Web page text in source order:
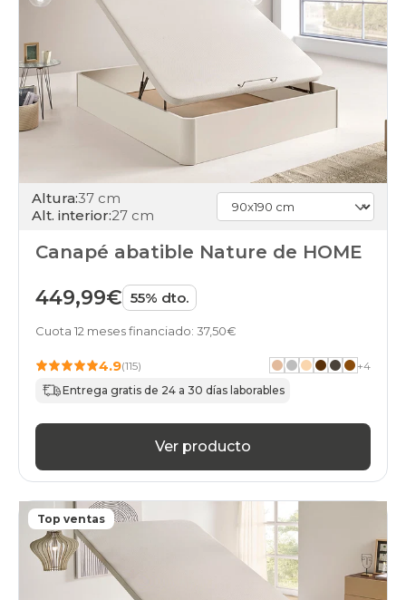
black-
days
canapes-
210x200cm-
2-
canapes-
105x200
online
days
frontal
online
canapes-
apertura-
lateral
black-
abatibles
Altura:37 cm
Alt. interior:27 cm
Canapé abatible Nature de HOME
449,99€ 55% dto.
Cuota 12 meses financiado: 37,50€
4.9(115) +4
Entrega gratis de 24 a 30 días laborables
Ver producto
Top ventas